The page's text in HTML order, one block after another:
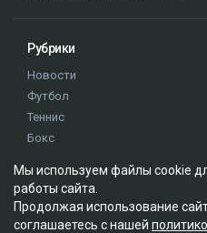
Рубрики
Новости
Футбол
Теннис
Бокс
Единоборства
Олимпиада
Мы используем файлы cookie
работы сайта.
Продолжая использование
соглашаетесь с нашей